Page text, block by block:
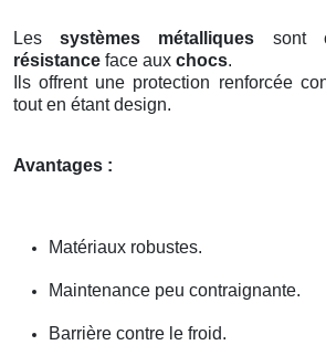
Lessystèmes métalliques sont
résistance face aux chocs.
Ils offrent une protection renforcée
tout en étant design.
Avantages :
Matériaux robustes.
Maintenance peu contraignante.
Barrière contre le froid.